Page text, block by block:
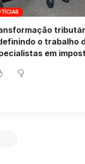
o trabalho
em